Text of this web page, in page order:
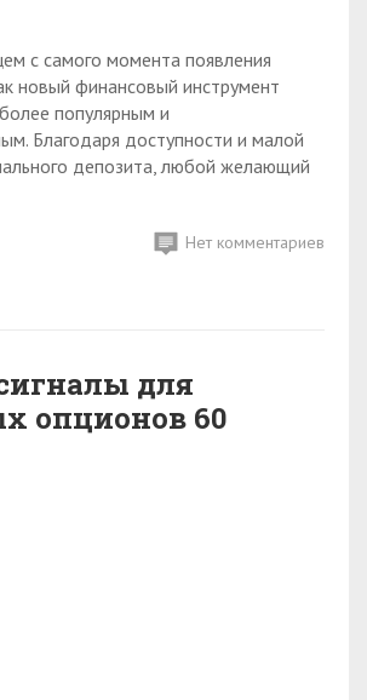
с самого момента появления
новый финансовый инструмент
популярным и
Благодаря доступности и малой
депозита, любой желающий
Нет комментариев
для
опционов 60